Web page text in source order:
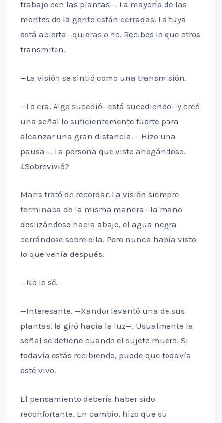
trabajo con las plantas—. La mayoría de las
mentes de la gente están cerradas. La tuya
está abierta—quieras o no. Recibes lo que otros
transmiten.
—La visión se sintió como una transmisión.
—Lo era. Algo sucedió—está sucediendo—y creó
una señal lo suficientemente fuerte para
alcanzar una gran distancia. —Hizo una
pausa—. La persona que viste ahogándose.
¿Sobrevivió?
Maris trató de recordar. La visión siempre
terminaba de la misma manera—la mano
deslizándose hacia abajo, el agua negra
cerrándose sobre ella. Pero nunca había visto
lo que venía después.
—No lo sé.
—Interesante. —Xandor levantó una de sus
plantas, la giró hacia la luz—. Usualmente la
señal se detiene cuando el sujeto muere. Si
todavía estás recibiendo, puede que todavía
esté vivo.
El pensamiento debería haber sido
reconfortante. En cambio, hizo que su